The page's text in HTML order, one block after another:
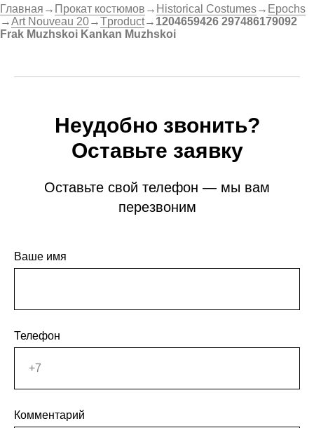
Главная → Прокат костюмов → Historical Costumes→ Epochs
→Art Nouveau 20→Tproduct→ 1204659426 297486179092
Frak Muzhskoi Kankan Muzhskoi
Неудобно звонить?
Оставьте заявку
Оставьте свой телефон — мы вам
перезвоним
Ваше имя
Телефон
Комментарий